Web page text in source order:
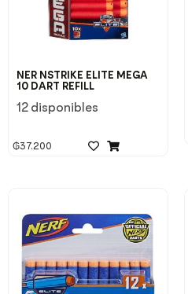
NER NSTRIKE ELITE MEGA
10 DART REFILL
12 disponibles
₲37.200